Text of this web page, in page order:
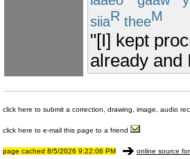
siiaR theeM
"[I] kept
already and
click here to submit a correction, drawing, image, audio
click here to e-mail this page to a friend
page cached 8/5/2026 9:22:06 PM online source